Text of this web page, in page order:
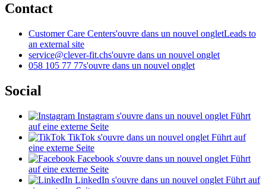
Contact
Customer Care Centers'ouvre dans un nouvel ongletLeads to
an external site
service@clever-fit.chs'ouvre dans un nouvel onglet
058 105 77 77s'ouvre dans un nouvel onglet
Social
Instagram s'ouvre dans un nouvel onglet Führt
auf eine externe Seite
TikTok s'ouvre dans un nouvel onglet Führt auf
eine externe Seite
Facebook s'ouvre dans un nouvel onglet Führt
auf eine externe Seite
LinkedIn s'ouvre dans un nouvel onglet Führt auf